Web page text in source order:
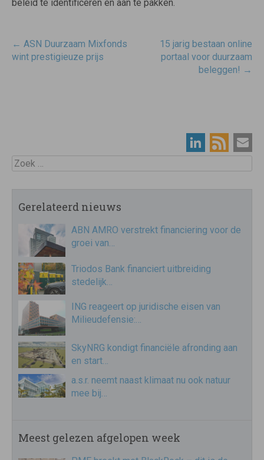
beleid te identificeren en aan te pakken.
Post
navigatie
← ASN Duurzaam Mixfonds
wint prestigieuze prijs
15 jarig bestaan online
portaal voor duurzaam
beleggen! →
Zoek
Gerelateerd nieuws
ABN AMRO verstrekt financiering voor de
groei van…
Triodos Bank financiert uitbreiding
stedelijk…
ING reageert op juridische eisen van
Milieudefensie:…
SkyNRG kondigt financiële afronding aan
en start…
a.s.r. neemt naast klimaat nu ook natuur
mee bij…
Meest gelezen afgelopen week